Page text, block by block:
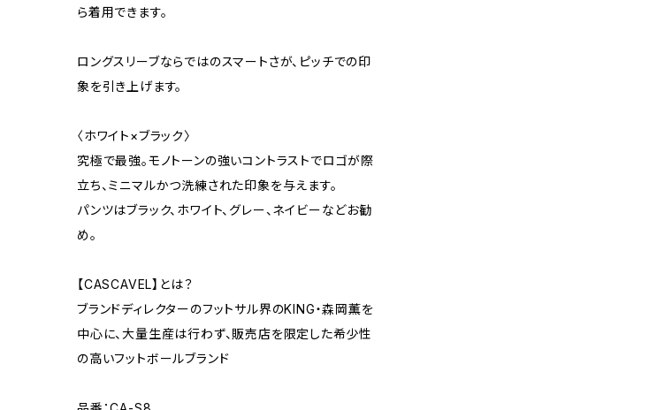
ら着用できます。
ロングスリーブならではのスマートさが、ピッチでの印
象を引き上げます。
〈ホワイト×ブラック〉
究極で最強。モノトーンの強いコントラストでロゴが際
立ち、ミニマルかつ洗練された印象を与えます。
パンツはブラック、ホワイト、グレー、ネイビーなどお勧
め。
【CASCAVEL】とは？
ブランドディレクターのフットサル界のKING・森岡薫を
中心に、大量生産は行わず、販売店を限定した希少性
の高いフットボールブランド